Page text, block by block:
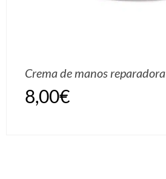
Crema de manos reparadora
8,00€